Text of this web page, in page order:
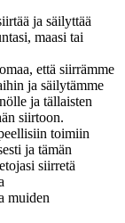
ja säilyttää
maasi tai
että siirrämme
ja säilytämme
ja tällaisten
siirtoon.
toimiin
ja tämän
siirretä
muiden